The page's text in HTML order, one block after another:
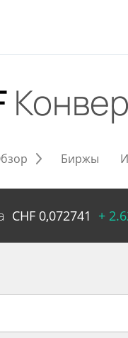
Биржы
CHF 0,072741 +